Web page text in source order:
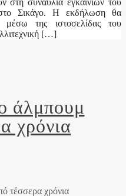
στη συναυλία εγκαινίων του
Σικάγο. Η εκδήλωση θα
μέσω της ιστοσελίδας του
[…]
άλμπουμ
χρόνια